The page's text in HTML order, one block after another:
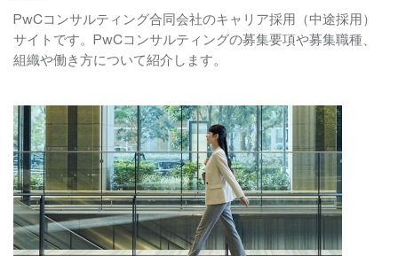
PwCコンサルティング合同会社のキャリア採用（中途採用）
サイトです。PwCコンサルティングの募集要項や募集職種、
組織や働き方について紹介します。